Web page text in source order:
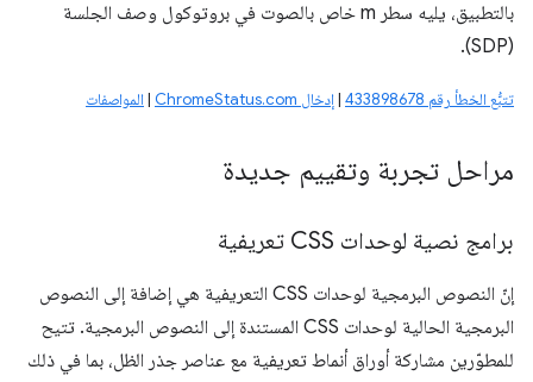
بالتطبيق، يليه سطر m خاص بالصوت في بروتوكول وصف الجلسة
(SDP).
تتبُّع الخطأ رقم 433898678 |إدخال ChromeStatus.com |المواصفات
مراحل تجربة وتقييم جديدة
برامج نصية لوحدات CSS تعريفية
إنّ النصوص البرمجية لوحدات CSS التعريفية هي إضافة إلى النصوص
البرمجية الحالية لوحدات CSS المستندة إلى النصوص البرمجية. تتيح
للمطوّرين مشاركة أوراق أنماط تعريفية مع عناصر جذر الظل، بما في ذلك